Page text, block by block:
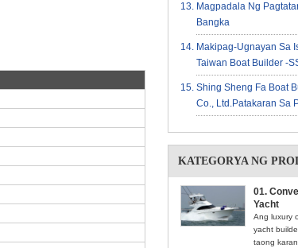
Magpadala Ng
Bangka
Makipag-Ugnayan Sa
Taiwan Boat Builder -
Shing Sheng Fa Boat
Co., Ltd.patakaran Sa
KATEGORYA NG
01.
Yacht
Ang luxury
yacht
taong